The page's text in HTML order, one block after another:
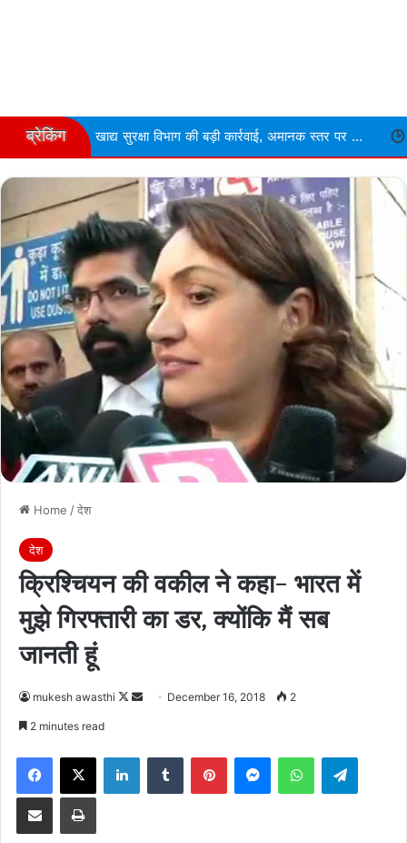
ब्रेकिंग
विभाग की बड़ी कार्रवाई, अमानक स्तर पर ... Narmdapuram
Home /देश
देश
क्रिश्चियन की वकील ने कहा- भारत में
मुझे गिरफ्तारी का डर, क्योंकि मैं सब
जानती हूं
mukesh awasthi
Follow
Send December 16, 2018 2
2 minutes read
Facebook
X LinkedInTumblr PinterestMessengerWhatsApp
Share via Email Print